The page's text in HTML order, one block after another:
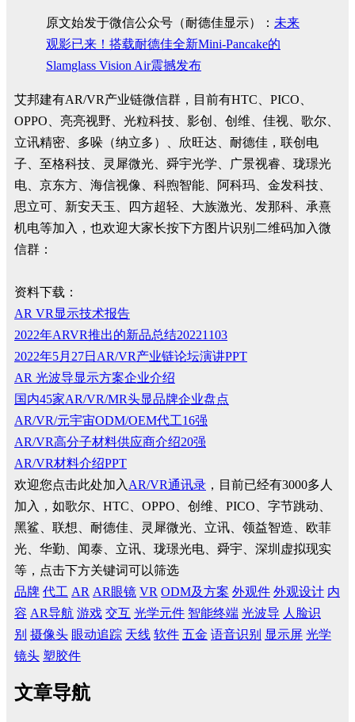
原文始发于微信公众号（耐德佳显示）： 未来
观影已来！搭载耐德佳全新Mini-Pancake的
Slamglass Vision Air震撼发布
艾邦建有AR/VR产业链微信群，目前有HTC、PICO、
OPPO、亮亮视野、光粒科技、影创、创维、佳视、歌尔、
立讯精密、多哚（纳立多）、欣旺达、耐德佳，联创电
子、至格科技、灵犀微光、舜宇光学、广景视睿、珑璟光
电、京东方、海信视像、科煦智能、阿科玛、金发科技、
思立可、新安天玉、四方超轻、大族激光、发那科、承熹
机电等加入，也欢迎大家长按下方图片识别二维码加入微
信群：
资料下载：
AR VR显示技术报告
2022年ARVR推出的新品总结20221103
2022年5月27日AR/VR产业链论坛演讲PPT
AR 光波导显示方案企业介绍
国内45家AR/VR/MR头显品牌企业盘点
AR/VR/元宇宙ODM/OEM代工16强
AR/VR高分子材料供应商介绍20强
AR/VR材料介绍PPT
欢迎您点击此处加入 AR/VR通讯录 ，目前已经有3000多人
加入，如歌尔、HTC、OPPO、创维、PICO、字节跳动、
黑鲨、联想、耐德佳、灵犀微光、立讯、领益智造、欧菲
光、华勤、闻泰、立讯、珑璟光电、舜宇、深圳虚拟现实
等，点击下方关键词可以筛选
品牌 代工 AR AR眼镜 VR ODM及方案 外观件 外观设计 内
容 AR导航 游戏 交互 光学元件 智能终端 光波导 人脸识
别 摄像头 眼动追踪 天线 软件 五金 语音识别 显示屏 光学
镜头 塑胶件
文章导航